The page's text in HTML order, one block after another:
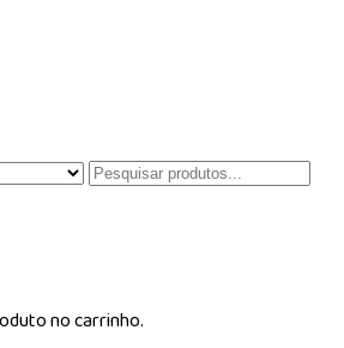
no carrinho.